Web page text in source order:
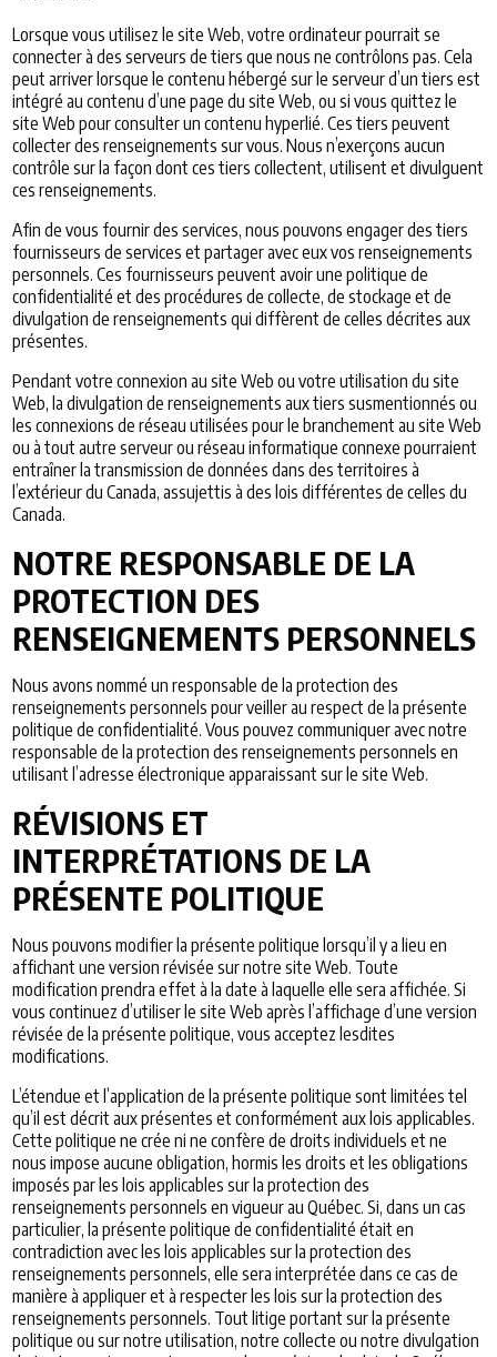
Lorsque vous utilisez le site Web, votre ordinateur pourrait se
connecter à des serveurs de tiers que nous ne contrôlons pas. Cela
peut arriver lorsque le contenu hébergé sur le serveur d’un tiers est
intégré au contenu d’une page du site Web, ou si vous quittez le
site Web pour consulter un contenu hyperlié. Ces tiers peuvent
collecter des renseignements sur vous. Nous n’exerçons aucun
contrôle sur la façon dont ces tiers collectent, utilisent et divulguent
ces renseignements.
Afin de vous fournir des services, nous pouvons engager des tiers
fournisseurs de services et partager avec eux vos renseignements
personnels. Ces fournisseurs peuvent avoir une politique de
confidentialité et des procédures de collecte, de stockage et de
divulgation de renseignements qui diffèrent de celles décrites aux
présentes.
Pendant votre connexion au site Web ou votre utilisation du site
Web, la divulgation de renseignements aux tiers susmentionnés ou
les connexions de réseau utilisées pour le branchement au site Web
ou à tout autre serveur ou réseau informatique connexe pourraient
entraîner la transmission de données dans des territoires à
l’extérieur du Canada, assujettis à des lois différentes de celles du
Canada.
NOTRE RESPONSABLE DE LA
PROTECTION DES
RENSEIGNEMENTS PERSONNELS
Nous avons nommé un responsable de la protection des
renseignements personnels pour veiller au respect de la présente
politique de confidentialité. Vous pouvez communiquer avec notre
responsable de la protection des renseignements personnels en
utilisant l’adresse électronique apparaissant sur le site Web.
RÉVISIONS ET
INTERPRÉTATIONS DE LA
PRÉSENTE POLITIQUE
Nous pouvons modifier la présente politique lorsqu’il y a lieu en
affichant une version révisée sur notre site Web. Toute
modification prendra effet à la date à laquelle elle sera affichée. Si
vous continuez d’utiliser le site Web après l’affichage d’une version
révisée de la présente politique, vous acceptez lesdites
modifications.
L’étendue et l’application de la présente politique sont limitées tel
qu’il est décrit aux présentes et conformément aux lois applicables.
Cette politique ne crée ni ne confère de droits individuels et ne
nous impose aucune obligation, hormis les droits et les obligations
imposés par les lois applicables sur la protection des
renseignements personnels en vigueur au Québec. Si, dans un cas
particulier, la présente politique de confidentialité était en
contradiction avec les lois applicables sur la protection des
renseignements personnels, elle sera interprétée dans ce cas de
manière à appliquer et à respecter les lois sur la protection des
renseignements personnels. Tout litige portant sur la présente
politique ou sur notre utilisation, notre collecte ou notre divulgation